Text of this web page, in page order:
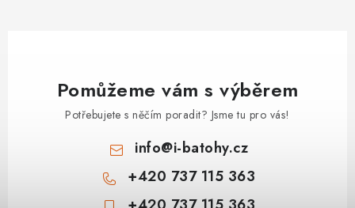
Pomůžeme vám s výběrem
Potřebujete s něčím poradit? Jsme tu pro vás!
info@i-batohy.cz
+420 737 115 363